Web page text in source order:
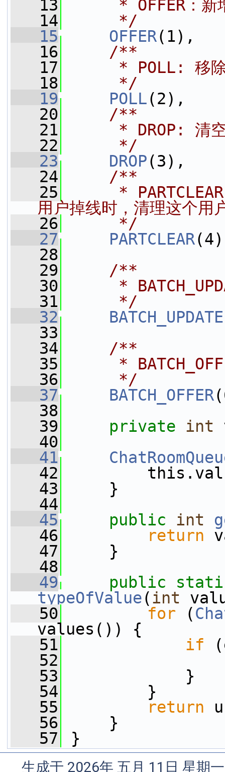
   13
* OFFER：新
   14
     */
   15
OFFER(1),
   16
    /**
   17
* POLL: 移
   18
     */
   19
POLL(2),
   20
    /**
   21
* DROP: 清空
   22
     */
   23
DROP(3),
   24
    /**
   25
* PARTCLEAR:
用户掉线时，清理这个
   26
     */
   27
PARTCLEAR
   28
   29
    /**
   30
*
   31
     */
   32
BATCH_UPDATE
   33
   34
    /**
   35
*
   36
     */
   37
BATCH_OFFER
   38
   39
private int
   40
   41
   42
this.value
   43
}
   44
   45
public int
   46
return
   47
}
   48
   49
public
typeOfValue(int
   50
for (
values()) {
   51
if
   52
   53
}
   54
}
   55
return
   56
}
   57
}
生成于 2026年 五月 11日 星期